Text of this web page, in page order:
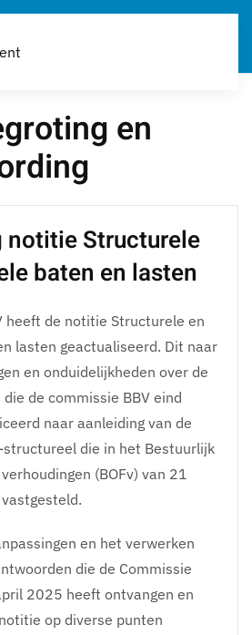
en
notitie Structurele
baten en lasten
heeft de notitie Structurele en
lasten geactualiseerd. Dit naar
en onduidelijkheden over de
de commissie BBV eind
naar aanleiding van de
die in het Bestuurlijk
(BOFv) van 21
en het verwerken
die de Commissie
2025 heeft ontvangen en
op diverse punten